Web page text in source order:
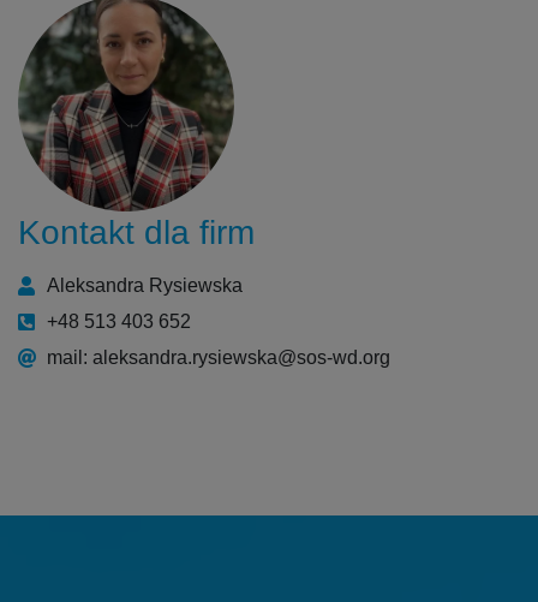
Kontakt dla firm
Aleksandra Rysiewska
+48 513 403 652
mail: aleksandra.rysiewska@sos-wd.org